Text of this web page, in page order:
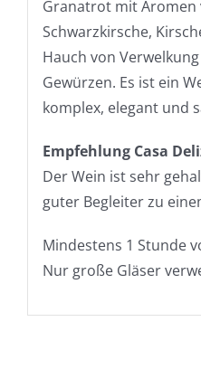
Granatrot mit Aromen
Schwarzkirsche,
Hauch von
Gewürzen. Es ist ein
komplex, elegant und
Empfehlung Casa
Der Wein ist sehr
guter Begleiter zu
Mindestens 1 Stunde
Nur große Gläser